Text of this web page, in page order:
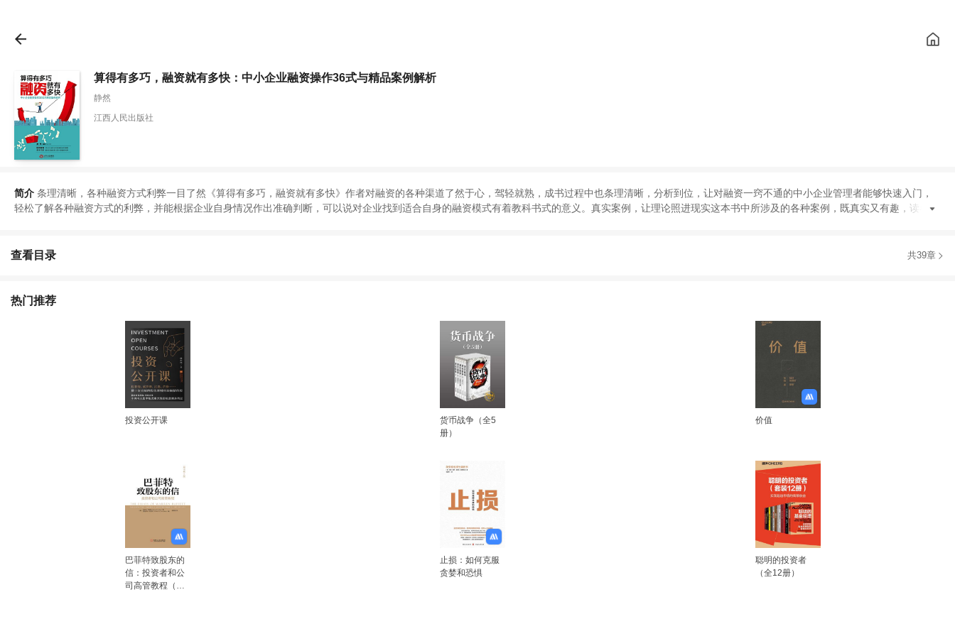
算得有多巧，融资就有多快：中小企业融资操作36式与精品案例解析
静然
江西人民出版社
条理清晰 ， 各种融资方式利弊一目了然 《算得有多巧 ， 融资就有多快》 作者对融资的各种渠道了然于心 ， 驾轻就熟 ， 成书过程中也条理清晰 ， 分析到位 ， 让对融资一窍不通的中小企业管理者能够快速入门 ，
轻松了解各种融资方式的利弊 ， 并能根据企业自身情况作出准确判断 ， 可以说对企业找到适合自身的融资模式有着教科书式的意义 。 真实案例 ， 让理论照进现实这本书中所涉及的各种案例 ， 既真实又有趣 ， 读者读
简介
查看目录 共39章
热门推荐
投资公开课
货币战争（全5
册）
价值
巴菲特致股东的
信：投资者和公
司高管教程（原
止损：如何克服
贪婪和恐惧
聪明的投资者
（全12册）